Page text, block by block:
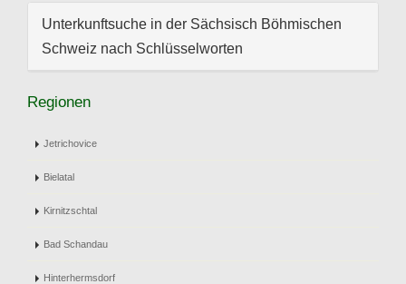
Unterkunftsuche in der Sächsisch Böhmischen
Schweiz nach Schlüsselworten
Regionen
Jetrichovice
Bielatal
Kirnitzschtal
Bad Schandau
Hinterhermsdorf